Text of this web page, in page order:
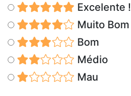
Excelente !
Muito Bom
Bom
Médio
Mau